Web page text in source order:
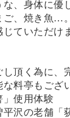
、身体に優
ご、焼き魚…。
ていただけ
頂く為に、
料亭もござ
」使用体験
沢の老舗「